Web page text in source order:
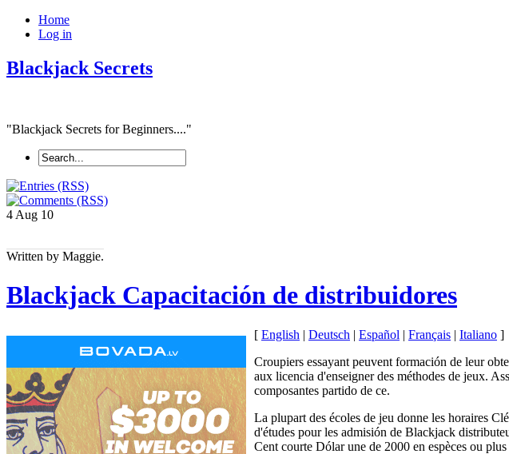
Home
Log in
Blackjack Secrets
"Blackjack Secrets for Beginners...."
4 Aug 10
Written by Maggie.
Blackjack Capacitación de distribuidores
[ English | Deutsch | Español | Français | Italiano ]
Croupiers essayant peuvent formación de leur
aux licencia d'enseigner des méthodes de jeux.
composantes partido de ce.
La plupart des écoles de jeu donne les horaires
d'études pour les admisión de Blackjack
Cent courte Dólar une de 2000 en espèces ou